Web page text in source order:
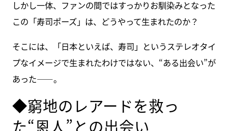
しかし一体、ファンの間ではすっかりお馴染みとなった
この「寿司ポーズ」は、どうやって生まれたのか？
そこには、「日本といえば、寿司」というステレオタイ
プなイメージで生まれたわけではない、“ある出会い”が
あった――。
◆窮地のレアードを救っ
た“恩人”との出会い